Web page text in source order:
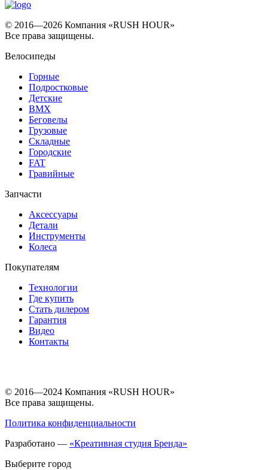
© 2016—2026 Компания «RUSH HOUR»
Все права защищены.
Велосипеды
Горные
Подростковые
Детские
BMX
Беговелы
Грузовые
Складные
Городские
FAT
Гравийные
Запчасти
Аксессуары
Детали
Инструменты
Колеса
Покупателям
Технологии
Где купить
Стать дилером
Гарантия
Видео
Контакты
© 2016—2024 Компания «RUSH HOUR»
Все права защищены.
Политика конфиденциальности
Разработано — «Креативная студия Бренда»
Выберите город